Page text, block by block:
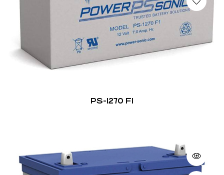
PS-1270 F1